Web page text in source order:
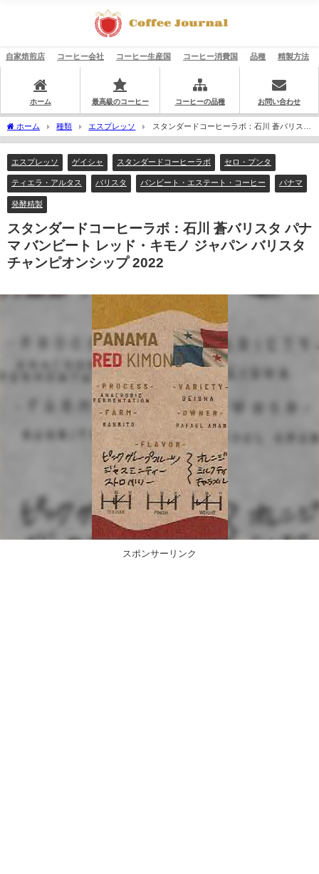
自家焙煎店 コーヒー会社 コーヒー生産国 コーヒー消費国 品種 精製方法
ホーム 最高級のコーヒー コーヒーの品種 お問い合わせ
ホーム 種類 エスプレッソ
スタンダードコーヒーラボ：石川 蒼バリスタ
パナマ バンビート レッド・キモノ ジャパン バリスタ チャンピオンシップ 2022
エスプレッソ ゲイシャ スタンダードコーヒーラボ セロ・プンタ
ティエラ・アルタス バリスタ バンビート・エステート・コーヒー パナマ
発酵精製
スタンダードコーヒーラボ：石川 蒼バリスタ パナ
マ バンビート レッド・キモノ ジャパン バリスタ
チャンピオンシップ 2022
スポンサーリンク